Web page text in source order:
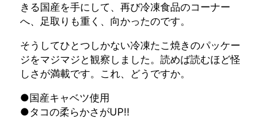
きる国産を手にして、再び冷凍食品のコーナー
へ、足取りも重く、向かったのです。
そうしてひとつしかない冷凍たこ焼きのパッケー
ジをマジマジと観察しました。読めば読むほど怪
しさが満載です。これ、どうですか。
●国産キャベツ使用
●タコの柔らかさがUP!!